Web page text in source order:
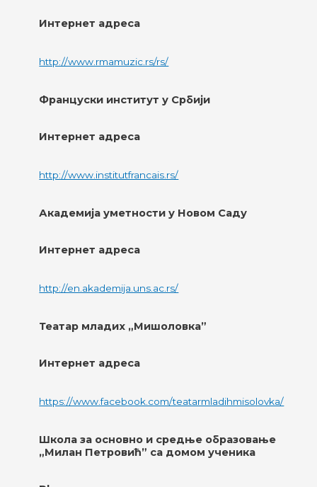
Интернет адреса
http://www.rmamuzic.rs/rs/
Француски институт у Србији
Интернет адреса
http://www.institutfrancais.rs/
Академија уметности у Новом Саду
Интернет адреса
http://en.akademija.uns.ac.rs/
Театар младих „Мишоловка”
Интернет адреса
https://www.facebook.com/teatarmladihmisolovka/
Школа за основно и средње образовање
„Милан Петровић” са домом ученика